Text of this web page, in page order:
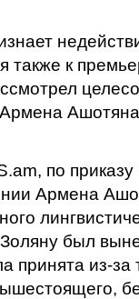
также к
по
Армена
был
из-за